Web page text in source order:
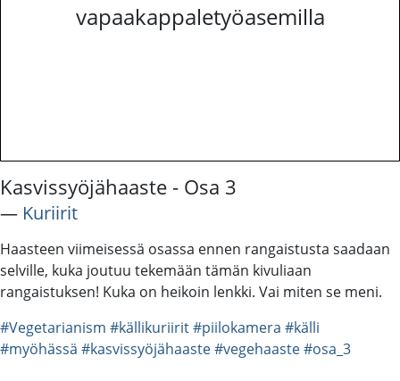
vapaakappaletyöasemilla
Kasvissyöjähaaste - Osa 3
― Kuriirit
Haasteen viimeisessä osassa ennen rangaistusta saadaan
selville, kuka joutuu tekemään tämän kivuliaan
rangaistuksen! Kuka on heikoin lenkki. Vai miten se meni.
#Vegetarianism #källikuriirit#piilokamera #källi
#myöhässä #kasvissyöjähaaste#vegehaaste#osa_3